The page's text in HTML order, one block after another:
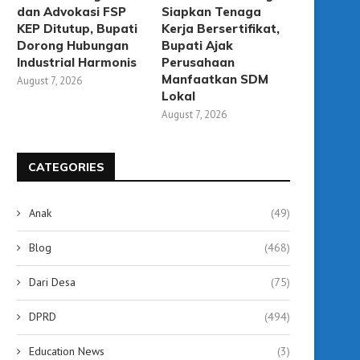
dan Advokasi FSP
KEP Ditutup, Bupati
Dorong Hubungan
Industrial Harmonis
August 7, 2026
Siapkan Tenaga
Kerja Bersertifikat,
Bupati Ajak
Perusahaan
Manfaatkan SDM
Lokal
August 7, 2026
CATEGORIES
Anak (49)
Blog (468)
Dari Desa (75)
DPRD (494)
Education News (3)